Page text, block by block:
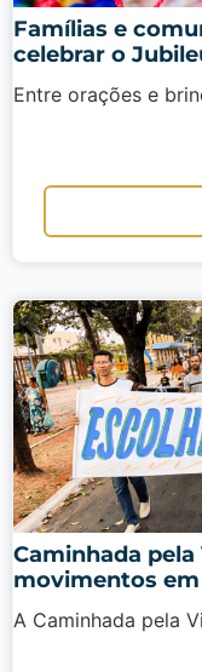
Famílias e
celebrar o
Entre orações e
Caminhada
movimentos
A Caminhada pela